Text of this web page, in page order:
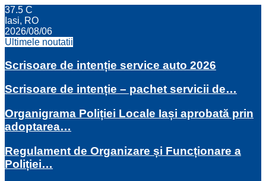
37.5 C
Iasi, RO
2026/08/06
Ultimele noutatii
Scrisoare de intenție service auto 2026
Scrisoare de intenție – pachet servicii de…
Organigrama Poliției Locale Iași aprobată prin
adoptarea…
Regulament de Organizare și Funcționare a
Poliției…